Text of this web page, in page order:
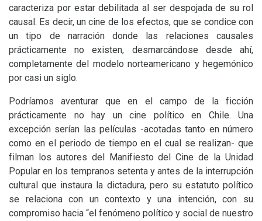
caracteriza por estar debilitada al ser despojada de su rol
causal. Es decir, un cine de los efectos, que se condice con
un tipo de narración donde las relaciones causales
prácticamente no existen, desmarcándose desde ahí,
completamente del modelo norteamericano y hegemónico
por casi un siglo.
Podríamos aventurar que en el campo de la ficción
prácticamente no hay un cine político en Chile. Una
excepción serían las películas -acotadas tanto en número
como en el periodo de tiempo en el cual se realizan- que
filman los autores del Manifiesto del Cine de la Unidad
Popular en los tempranos setenta y antes de la interrupción
cultural que instaura la dictadura, pero su estatuto político
se relaciona con un contexto y una intención, con su
compromiso hacia “el fenómeno político y social de nuestro